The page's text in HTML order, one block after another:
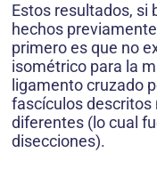
Estos resultados, si
hechos
primero es que no
isométrico para la
ligamento cruzado
fascículos
diferentes (lo cual
disecciones).